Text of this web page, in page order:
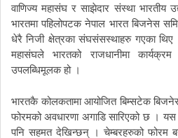
वाणिज्य महासंघ र साझेदार संस्था भारतीय
भारतमा पहिलोपटक नेपाल भारत बिजनेस
धेरै निजी क्षेत्रका संघसंसस्थाहरु गएका थिए
महासंघले
भारतको राजधानीमा कार्यक्रम
उपलब्धिमूलक हो ।
भारतकै कोलकतामा आयोजित बिम्सटेक
फोरमको अवधारणा अगाडि सारिएको छ । यस
पनि सहमत देखिन्छन् । चेम्बरहरुको फोरम